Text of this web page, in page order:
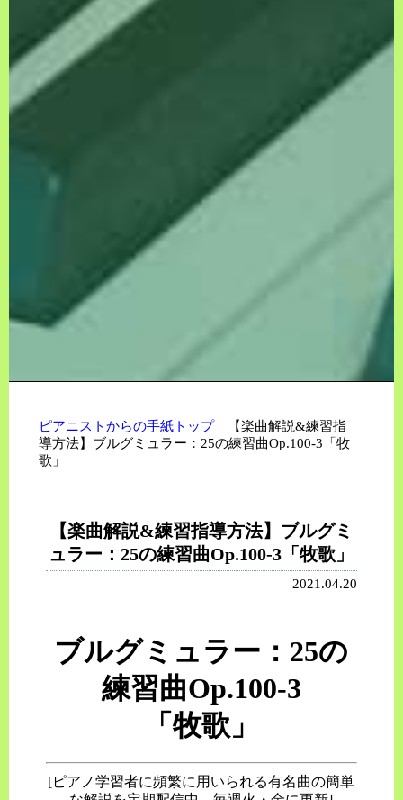
ピアニストからの手紙トップ【楽曲解説&練習指
導方法】ブルグミュラー：25の練習曲Op.100-3「牧
歌」
【楽曲解説&練習指導方法】ブルグミ
ュラー：25の練習曲Op.100-3「牧歌」
2021.04.20
ブルグミュラー：25の
練習曲Op.100-3
「牧歌」
[ピアノ学習者に頻繁に用いられる有名曲の簡単